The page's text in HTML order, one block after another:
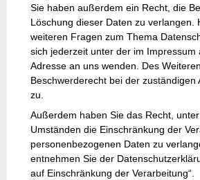
Sie haben außerdem ein Recht, die
Löschung dieser Daten zu verlangen.
weiteren Fragen zum Thema
sich jederzeit unter der im Impressum
Adresse an uns wenden. Des
Beschwerderecht bei der zuständigen
zu.
Außerdem haben Sie das Recht,
Umständen die Einschränkung der
personenbezogenen Daten zu
entnehmen Sie der
auf Einschränkung der Verarbeitung“.